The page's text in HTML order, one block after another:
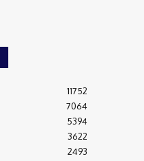
11752
7064
5394
3622
2493